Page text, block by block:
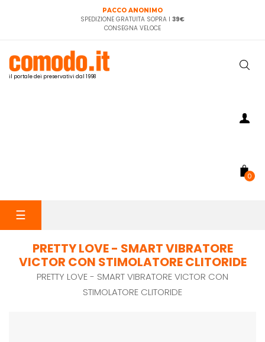
PACCO ANONIMO
SPEDIZIONE GRATUITA SOPRA I 39€
CONSEGNA VELOCE
il portale dei preservativi dal 1998
0
navigazione
☰
PRETTY LOVE - SMART VIBRATORE
VICTOR CON STIMOLATORE CLITORIDE
PRETTY LOVE - SMART VIBRATORE VICTOR CON
STIMOLATORE CLITORIDE